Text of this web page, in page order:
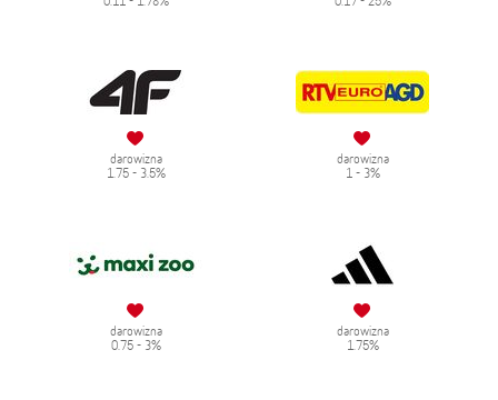
darowizna
1.75 - 3.5%
darowizna
1 - 3%
darowizna
0.75 - 3%
darowizna
1.75%